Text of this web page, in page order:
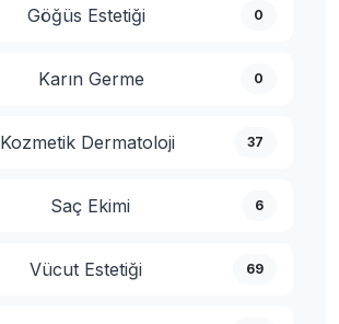
Göğüs Estetiği 0
Karın Germe 0
Kozmetik Dermatoloji 37
Saç Ekimi 6
Vücut Estetiği 69